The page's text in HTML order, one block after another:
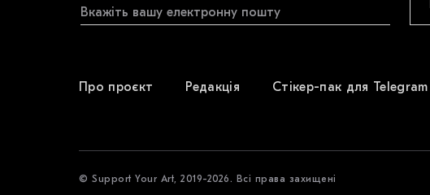
Про проєкт Редакція Стікер-пак для Telegram
© Support Your Art, 2019-2026. Всі права захищені